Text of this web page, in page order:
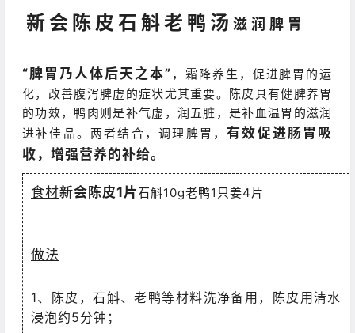
新会陈皮石斛老鸭汤 滋润脾胃
“脾胃乃人体后天之本” ，霜降养生，促进脾胃的运
化，改善腹泻脾虚的症状尤其重要。陈皮具有健脾养胃
的功效，鸭肉则是补气虚，润五脏，是补血温胃的滋润
进补佳品。两者结合，调理脾胃，有效促进肠胃吸
收，增强营养的补给。
食材新会陈皮1片石斛10g老鸭1只姜4片
做法
1、陈皮，石斛、老鸭等材料洗净备用，陈皮用清水
浸泡约5分钟；